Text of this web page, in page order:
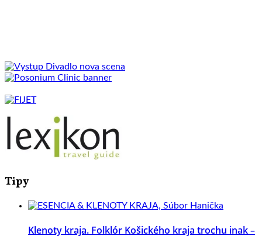
Tipy
Klenoty kraja. Folklór Košického kraja trochu inak –